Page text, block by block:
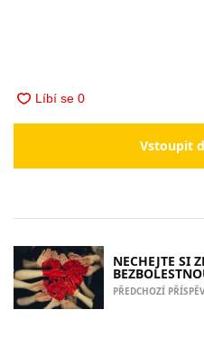
Vstoupit
NECHEJTE SI
PŘEDCHOZÍ